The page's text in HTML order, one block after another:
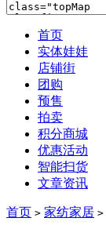
首页
实体娃娃
店铺街
团购
预售
拍卖
积分商城
优惠活动
智能扫货
文章资讯
首页 > 家纺家居 >